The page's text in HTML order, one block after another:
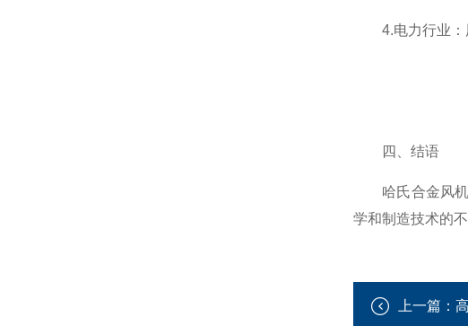
4.电力行业：
四、结语
哈氏合金风机
学和制造技术的
上一篇：